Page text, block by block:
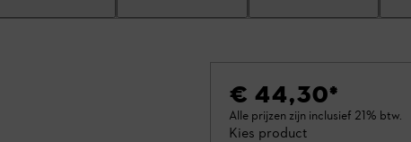
€ 44,30*
Alle prijzen zijn inclusief 21% btw.
Kies product